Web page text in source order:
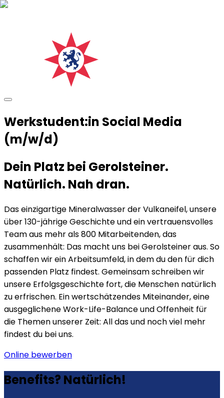
Werkstudent:in Social Media
(m/w/d)
Dein Platz bei Gerolsteiner.
Natürlich. Nah dran.
Das einzigartige Mineralwasser der Vulkaneifel, unsere
über 130-jährige Geschichte und ein vertrauensvolles
Team aus mehr als 800 Mitarbeitenden, das
zusammenhält: Das macht uns bei Gerolsteiner aus. So
schaffen wir ein Arbeitsumfeld, in dem du den für dich
passenden Platz findest. Gemeinsam schreiben wir
unsere Erfolgsgeschichte fort, die Menschen natürlich
zu erfrischen. Ein wertschätzendes Miteinander, eine
ausgeglichene Work-Life-Balance und Offenheit für
die Themen unserer Zeit: All das und noch viel mehr
findest du bei uns.
Online bewerben
Benefits? Natürlich!